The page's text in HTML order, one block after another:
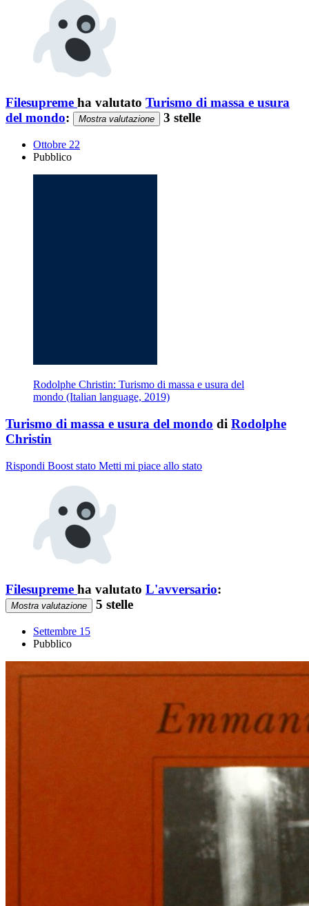
Filesupreme ha valutato Turismo di massa e usura
del mondo: Mostra valutazione 3 stelle
Ottobre 22
Pubblico
Rodolphe Christin: Turismo di massa e usura del
mondo (Italian language, 2019)
Turismo di massa e usura del mondo di Rodolphe
Christin
Rispondi Boost stato Metti mi piace allo stato
Filesupreme ha valutato L'avversario:
Mostra valutazione 5 stelle
Settembre 15
Pubblico